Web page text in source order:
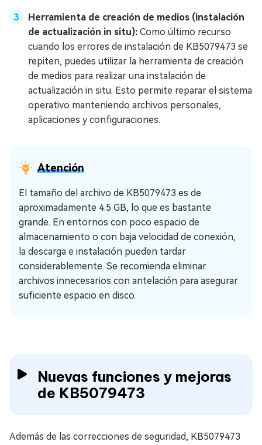
Herramienta de creación de medios (instalación
de actualización in situ): Como último recurso
cuando los errores de instalación de KB5079473 se
repiten, puedes utilizar la herramienta de creación
de medios para realizar una instalación de
actualización in situ. Esto permite reparar el sistema
operativo manteniendo archivos personales,
aplicaciones y configuraciones.
Atención
El tamaño del archivo de KB5079473 es de
aproximadamente 4.5 GB, lo que es bastante
grande. En entornos con poco espacio de
almacenamiento o con baja velocidad de conexión,
la descarga e instalación pueden tardar
considerablemente. Se recomienda eliminar
archivos innecesarios con antelación para asegurar
suficiente espacio en disco.
Nuevas funciones y mejoras
de KB5079473
Además de las correcciones de seguridad, KB5079473